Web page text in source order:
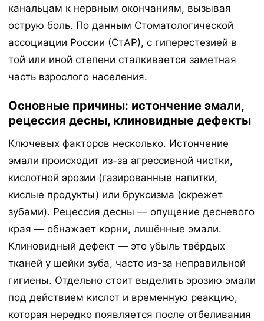
канальцам к нервным окончаниям, вызывая
острую боль. По данным Стоматологической
ассоциации России (СтАР), с гиперестезией в
той или иной степени сталкивается заметная
часть взрослого населения.
Основные причины: истончение эмали,
рецессия десны, клиновидные дефекты
Ключевых факторов несколько. Истончение
эмали происходит из-за агрессивной чистки,
кислотной эрозии (газированные напитки,
кислые продукты) или бруксизма (скрежет
зубами). Рецессия десны — опущение десневого
края — обнажает корни, лишённые эмали.
Клиновидный дефект — это убыль твёрдых
тканей у шейки зуба, часто из-за неправильной
гигиены. Отдельно стоит выделить эрозию эмали
под действием кислот и временную реакцию,
которая нередко появляется после отбеливания